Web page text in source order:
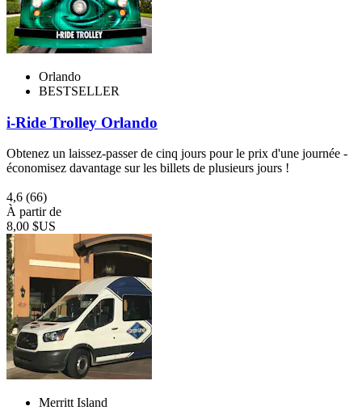
Orlando
BESTSELLER
i-Ride Trolley Orlando
Obtenez un laissez-passer de cinq jours pour le prix d'une journée -
économisez davantage sur les billets de plusieurs jours !
4,6 (66)
À partir de
8,00 $US
Merritt Island